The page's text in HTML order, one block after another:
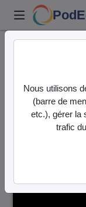
85
Audio
Direction de tri
Nous utilisons
(barre de
etc.), gérer la
trafic